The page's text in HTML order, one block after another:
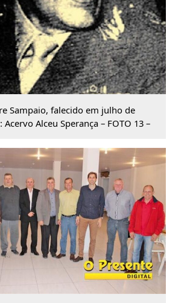
Sampaio, falecido em julho de
Alceu Sperança – FOTO 13 –